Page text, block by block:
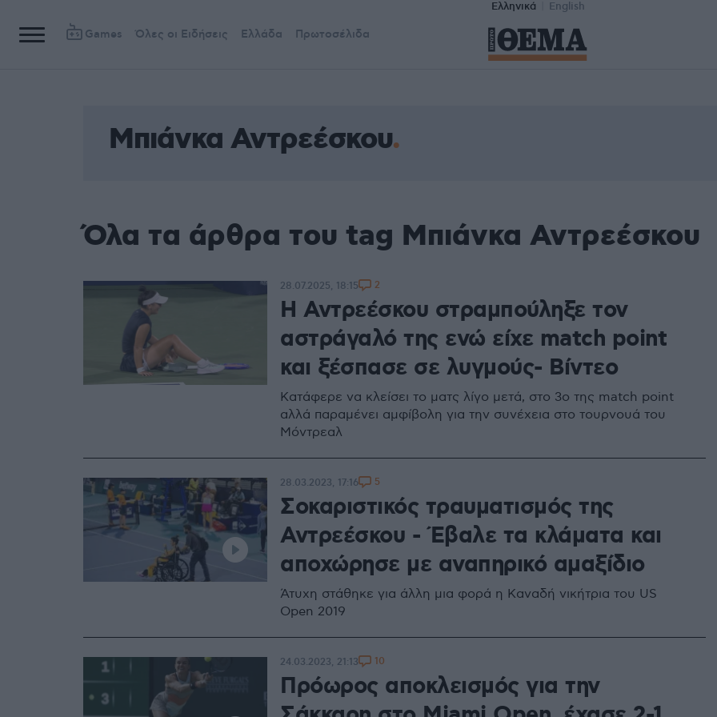
Ελληνικά English
Games Όλες οι Ειδήσεις Ελλάδα Πρωτοσέλιδα
Μπιάνκα Αντρεέσκου
Όλα τα άρθρα του tag Μπιάνκα Αντρεέσκου
H Αντρεέσκου στραμπούληξε τον
αστράγαλό της ενώ είχε match point
και ξέσπασε σε λυγμούς- Βίντεο
Κατάφερε να κλείσει το ματς λίγο μετά, στο 3ο της match point
αλλά παραμένει αμφίβολη για την συνέχεια στο τουρνουά του
Μόντρεαλ
28.07.2025, 18:15 2
Σοκαριστικός τραυματισμός της
Αντρεέσκου - Έβαλε τα κλάματα και
αποχώρησε με αναπηρικό αμαξίδιο
Άτυχη στάθηκε για άλλη μια φορά η Καναδή νικήτρια του US
Open 2019
28.03.2023, 17:16 5
Πρόωρος αποκλεισμός για την
24.03.2023, 21:13 10